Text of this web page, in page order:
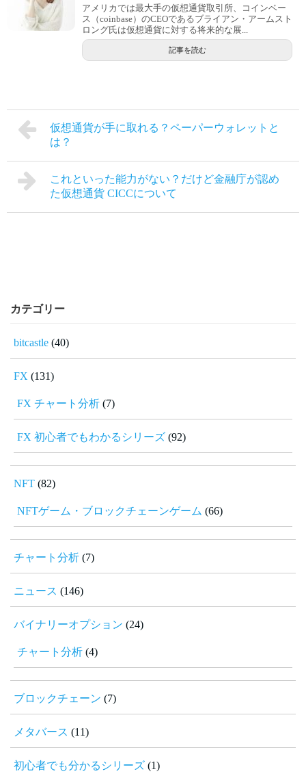
アメリカでは最大手の仮想通貨取引所、コインベー
ス（coinbase）のCEOであるブライアン・アームスト
ロング氏は仮想通貨に対する将来的な展...
記事を読む
仮想通貨が手に取れる？ペーパーウォレットと
は？
これといった能力がない？だけど金融庁が認め
た仮想通貨 CICCについて
カテゴリー
bitcastle (40)
FX (131)
FX チャート分析 (7)
FX 初心者でもわかるシリーズ (92)
NFT (82)
NFTゲーム・ブロックチェーンゲーム (66)
チャート分析 (7)
ニュース (146)
バイナリーオプション (24)
チャート分析 (4)
ブロックチェーン (7)
メタバース (11)
初心者でも分かるシリーズ (1)